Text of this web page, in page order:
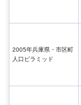
2005年兵庫県・市区町
人口ピラミッド